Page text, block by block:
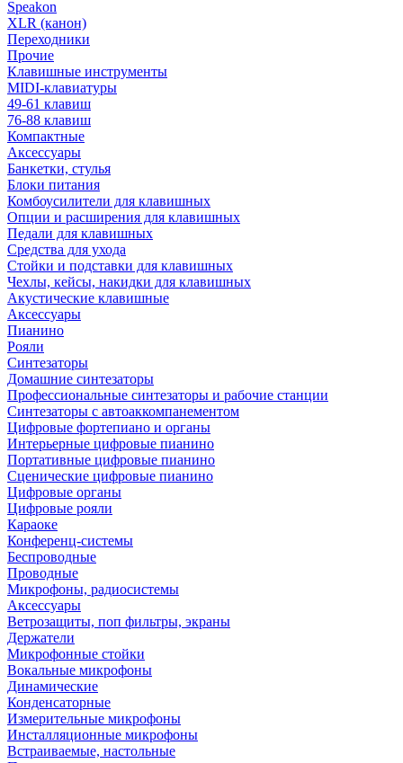
Speakon
XLR (канон)
Переходники
Прочие
Клавишные инструменты
MIDI-клавиатуры
49-61 клавиш
76-88 клавиш
Компактные
Аксессуары
Банкетки, стулья
Блоки питания
Комбоусилители для клавишных
Опции и расширения для клавишных
Педали для клавишных
Средства для ухода
Стойки и подставки для клавишных
Чехлы, кейсы, накидки для клавишных
Акустические клавишные
Аксессуары
Пианино
Рояли
Синтезаторы
Домашние синтезаторы
Профессиональные синтезаторы и рабочие станции
Синтезаторы с автоаккомпанементом
Цифровые фортепиано и органы
Интерьерные цифровые пианино
Портативные цифровые пианино
Сценические цифровые пианино
Цифровые органы
Цифровые рояли
Караоке
Конференц-системы
Беспроводные
Проводные
Микрофоны, радиосистемы
Аксессуары
Ветрозащиты, поп фильтры, экраны
Держатели
Микрофонные стойки
Вокальные микрофоны
Динамические
Конденсаторные
Измерительные микрофоны
Инсталляционные микрофоны
Встраиваемые, настольные